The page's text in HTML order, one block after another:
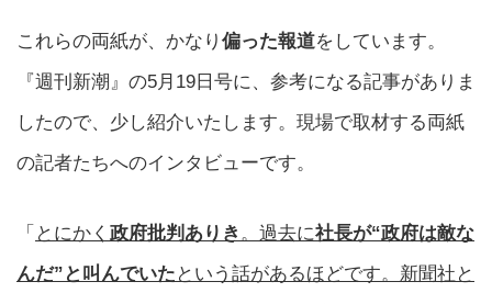
これらの両紙が、かなり 偏った報道をしています。
『週刊新潮』の5月19日号に、参考になる記事がありま
したので、少し紹介いたします。現場で取材する両紙
の記者たちへのインタビューです。
「 とにかく 政府批判ありき 。過去に社長が“政府は敵な
んだ”と叫んでいた という話があるほどです。新聞社と